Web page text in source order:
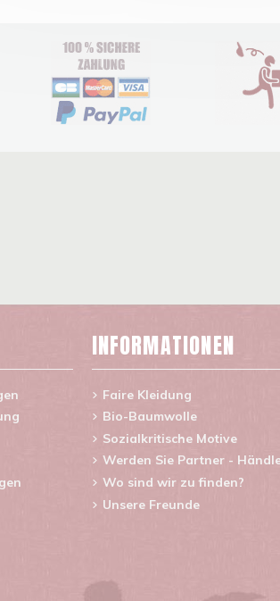
INFORMATIONEN
Faire Kleidung
Bio-Baumwolle
Sozialkritische Motive
Werden Sie Partner -
Wo sind wir zu finden?
Unsere Freunde